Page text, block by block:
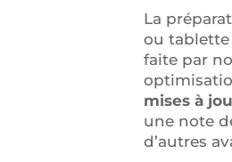
La
ou tablette
faite par
mises à
une note
d’autres